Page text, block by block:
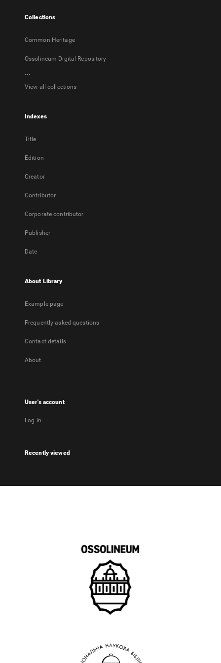
Collections
Common Heritage
Ossolineum Digital Repository
...
View all collections
Indexes
Title
Edition
Creator
Contributor
Corporate contributor
Publisher
Date
About Library
Example page
Frequently asked questions
Contact details
About
User's account
Log in
Recently viewed